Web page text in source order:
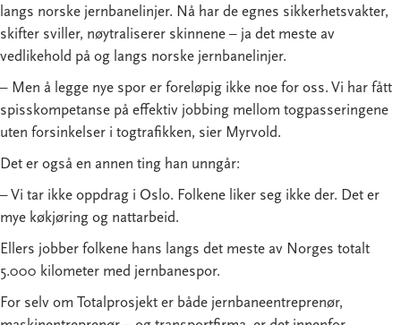
langs norske jernbanelinjer. Nå har de egnes sikkerhetsvakter,
skifter sviller, nøytraliserer skinnene – ja det meste av
vedlikehold på og langs norske jernbanelinjer.
– Men å legge nye spor er foreløpig ikke noe for oss. Vi har fått
spisskompetanse på effektiv jobbing mellom togpasseringene
uten forsinkelser i togtrafikken, sier Myrvold.
Det er også en annen ting han unngår:
– Vi tar ikke oppdrag i Oslo. Folkene liker seg ikke der. Det er
mye køkjøring og nattarbeid.
Ellers jobber folkene hans langs det meste av Norges totalt
5.000 kilometer med jernbanespor.
For selv om Totalprosjekt er både jernbaneentreprenør,